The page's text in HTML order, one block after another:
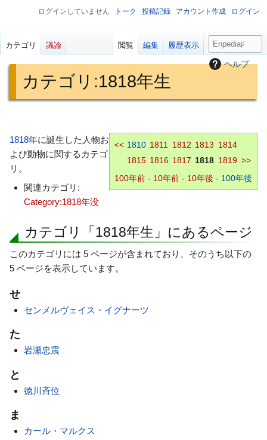
ヘルプ
カテゴリ :1818年生
ビ
ゲ
ー
ョ
移
動
索
に
移
<< 1810 1811 1812 1813 1814
1815 1816 1817 1818 1819 >>
100年前 - 10年前 - 10年後 - 100年後
1818年に誕生した人物お
よび動物に関するカテゴ
リ。
関連カテゴリ:
Category:1818年没
カテゴリ「1818年生」にあるページ
このカテゴリには 5 ページが含まれており、そのうち以下の
5 ページを表示しています。
せ
センメルヴェイス・イグナーツ
た
岩瀬忠震
と
徳川斉位
ま
カール・マルクス
ログインしていません トーク 投稿記録 アカウント作成 ログイン
カテゴリ 議論 閲覧 編集 履歴表示
検
索